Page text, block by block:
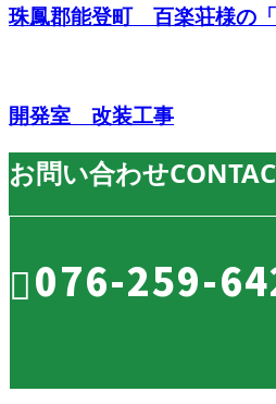
珠鳳郡能登町 百楽荘様の「
開発室 改装工事
お問い合わせ
076-259-